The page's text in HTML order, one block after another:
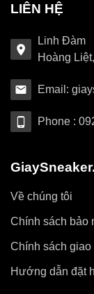
LIÊN HỆ
Linh Đàm
Hoàng
Email:
Phone :
Về chúng tôi
Chính sách bảo
Chính sách giao
Hướng dẫn đặt